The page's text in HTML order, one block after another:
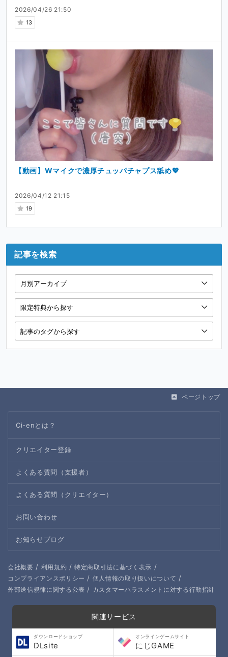
2026/04/26 21:50
13
2026/04/12 21:15
19
【動画】Wマイクで濃厚チュッパチャプス舐め💖
記事を検索
ページトップ
Ci-enとは？
クリエイター登録
よくある質問（支援者）
よくある質問（クリエイター）
お問い合わせ
お知らせブログ
会社概要 / 利用規約 / 特定商取引法に基づく表示 /
コンプライアンスポリシー / 個人情報の取り扱いについて /
外部送信規律に関する公表 / カスタマーハラスメントに対する行動指針
関連サービス
ダウンロードショップ
DLsite
オンラインゲームサイト
にじGAME